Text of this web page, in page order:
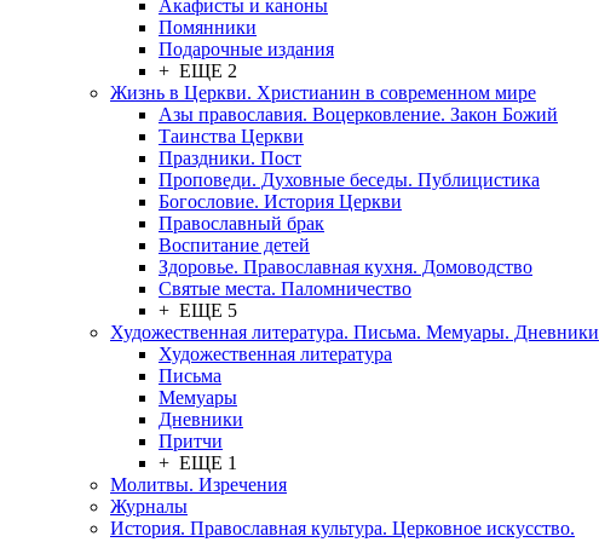
Акафисты и каноны
Помянники
Подарочные издания
+ ЕЩЕ 2
Жизнь в Церкви. Христианин в современном мире
Азы православия. Воцерковление. Закон Божий
Таинства Церкви
Праздники. Пост
Проповеди. Духовные беседы. Публицистика
Богословие. История Церкви
Православный брак
Воспитание детей
Здоровье. Православная кухня. Домоводство
Святые места. Паломничество
+ ЕЩЕ 5
Художественная литература. Письма. Мемуары. Дневники
Художественная литература
Письма
Мемуары
Дневники
Притчи
+ ЕЩЕ 1
Молитвы. Изречения
Журналы
История. Православная культура. Церковное искусство.